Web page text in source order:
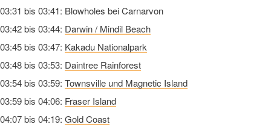
03:31 bis 03:41: Blowholes bei Carnarvon
03:42 bis 03:44: Darwin / Mindil Beach
03:45 bis 03:47: Kakadu Nationalpark
03:48 bis 03:53: Daintree Rainforest
03:54 bis 03:59: Townsville und Magnetic Island
03:59 bis 04:06: Fraser Island
04:07 bis 04:19: Gold Coast